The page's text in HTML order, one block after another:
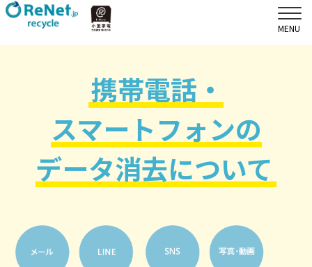
携帯電話・
スマートフォンの
データ消去について